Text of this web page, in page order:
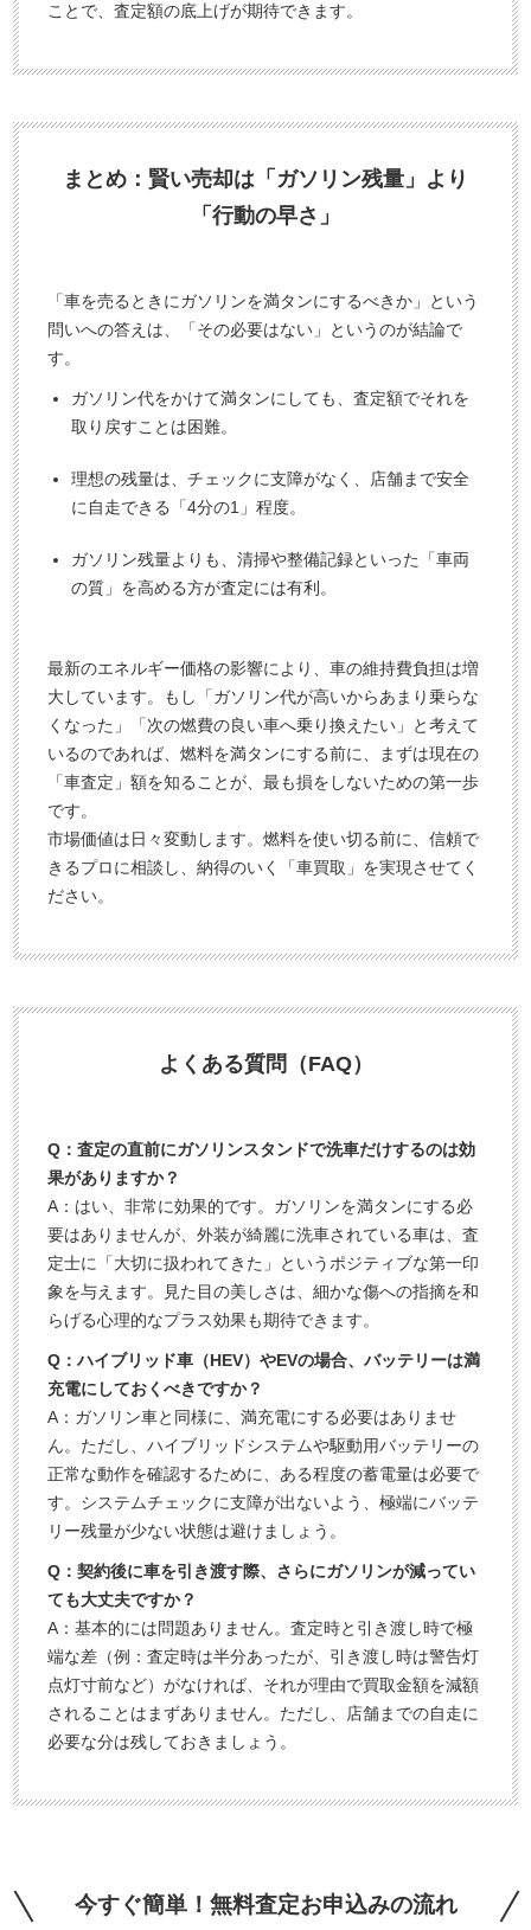
ことで、査定額の底上げが期待できます。
まとめ：賢い売却は「ガソリン残量」より
「行動の早さ」
「車を売るときにガソリンを満タンにするべきか」という
問いへの答えは、「その必要はない」というのが結論で
す。
ガソリン代をかけて満タンにしても、査定額でそれを
取り戻すことは困難。
理想の残量は、チェックに支障がなく、店舗まで安全
に自走できる「4分の1」程度。
ガソリン残量よりも、清掃や整備記録といった「車両
の質」を高める方が査定には有利。
最新のエネルギー価格の影響により、車の維持費負担は増
大しています。もし「ガソリン代が高いからあまり乗らな
くなった」「次の燃費の良い車へ乗り換えたい」と考えて
いるのであれば、燃料を満タンにする前に、まずは現在の
「車査定」額を知ることが、最も損をしないための第一歩
です。
市場価値は日々変動します。燃料を使い切る前に、信頼で
きるプロに相談し、納得のいく「車買取」を実現させてく
ださい。
よくある質問（FAQ）
Q：査定の直前にガソリンスタンドで洗車だけするのは効
果がありますか？
A：はい、非常に効果的です。ガソリンを満タンにする必
要はありませんが、外装が綺麗に洗車されている車は、査
定士に「大切に扱われてきた」というポジティブな第一印
象を与えます。見た目の美しさは、細かな傷への指摘を和
らげる心理的なプラス効果も期待できます。
Q：ハイブリッド車（HEV）やEVの場合、バッテリーは満
充電にしておくべきですか？
A：ガソリン車と同様に、満充電にする必要はありませ
ん。ただし、ハイブリッドシステムや駆動用バッテリーの
正常な動作を確認するために、ある程度の蓄電量は必要で
す。システムチェックに支障が出ないよう、極端にバッテ
リー残量が少ない状態は避けましょう。
Q：契約後に車を引き渡す際、さらにガソリンが減ってい
ても大丈夫ですか？
A：基本的には問題ありません。査定時と引き渡し時で極
端な差（例：査定時は半分あったが、引き渡し時は警告灯
点灯寸前など）がなければ、それが理由で買取金額を減額
されることはまずありません。ただし、店舗までの自走に
必要な分は残しておきましょう。
今すぐ簡単！無料査定お申込みの流れ